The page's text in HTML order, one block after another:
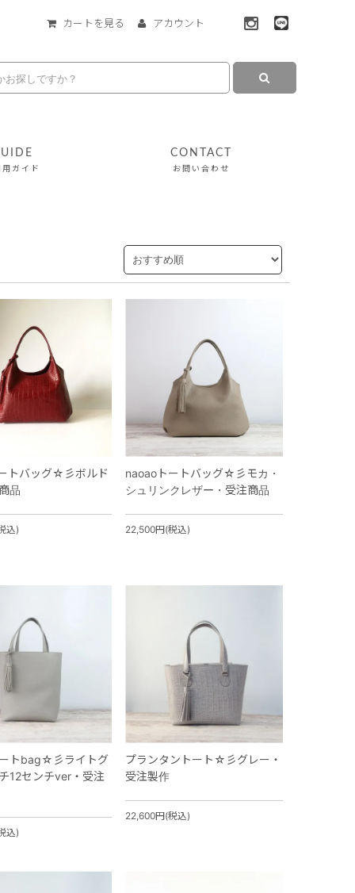
カートを見る アカウント
用ガイド
CONTACT
お問い合わせ
トバッグ☆彡ボルド
品
込)
naoaoトートバッグ☆彡モカ・
シュリンクレザー・受注商品
22,500円(税込)
トbag☆彡ライトグ
12センチver・受注
込)
プランタントート☆彡グレー・
受注製作
22,600円(税込)